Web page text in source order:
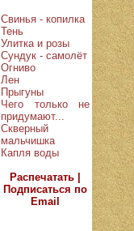
Свинья - копилка
Тень
Улитка и розы
Сундук - самолёт
Огниво
Лен
Прыгуны
Чего только не
придумают...
Скверный
мальчишка
Капля воды
Распечатать |
Подписаться по
Email